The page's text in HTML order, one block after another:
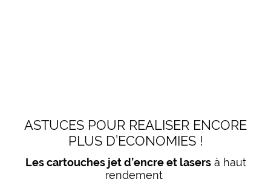
ASTUCES POUR REALISER ENCORE
PLUS D’ECONOMIES !
Les cartouches jet d’encre et lasersà haut
rendement